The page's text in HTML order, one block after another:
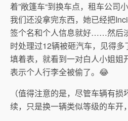
着”敞篷车“到换车点， 租车公司
我们还没拿完东西， 她已经把
签个名和个人信息就好……然后
时处理过12辆被砸汽车，见得
填着表， 就看到一对白人小姐姐
表示个人行李全被偷了。😂
（值得注意的是，尽管车辆有损
续，只是换一辆类似等级的车开，